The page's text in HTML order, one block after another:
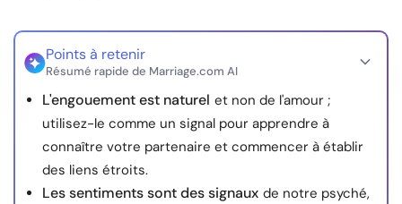
Points à retenir
Résumé rapide de Marriage.com AI
L'engouement est naturel et non de l'amour ;
utilisez-le comme un signal pour apprendre à
connaître votre partenaire et commencer à établir
des liens étroits.
Les sentiments sont des signaux de notre psyché,